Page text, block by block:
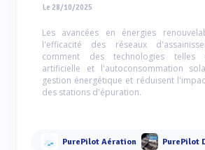
Le 28/10/2025
Les avancées en énergies
l'efficacité des réseaux
comment des technologies telles
artificielle et l'autoconsommation
gestion énergétique et réduisent
des stations d'épuration.
PurePilot Aération PurePilot